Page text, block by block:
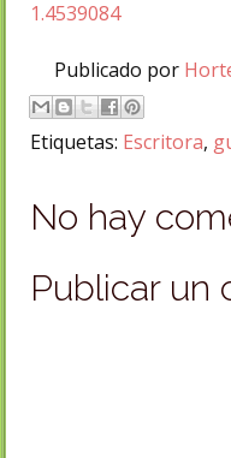
1.4539084
Publicado por
Etiquetas: Escritora,
No hay
Publicar un